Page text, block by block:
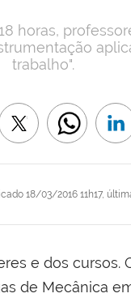
18/03/2016 11h17,
horas,
trabalho".
e dos cursos.
de Mecânica